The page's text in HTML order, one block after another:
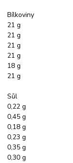
Bílkoviny
21 g
21 g
21 g
21 g
18 g
21 g
Sůl
0,22 g
0,45 g
0,18 g
0,23 g
0,35 g
0,30 g